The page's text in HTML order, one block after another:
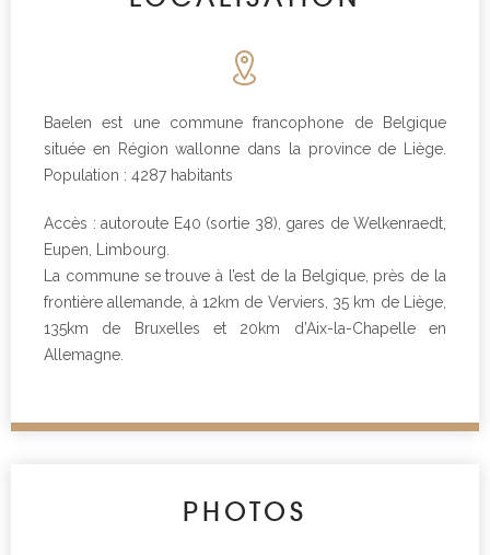
Baelen est une commune francophone de Belgique
située en Région wallonne dans la province de Liège.
Population : 4287 habitants
Accès : autoroute E40 (sortie 38), gares de Welkenraedt,
Eupen, Limbourg.
La commune se trouve à l’est de la Belgique, près de la
frontière allemande, à 12km de Verviers, 35 km de Liège,
135km de Bruxelles et 20km d’Aix-la-Chapelle en
Allemagne.
PHOTOS